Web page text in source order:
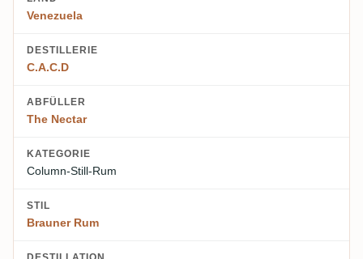
Venezuela
DESTILLERIE
C.A.C.D
ABFÜLLER
The Nectar
KATEGORIE
Column-Still-Rum
STIL
Brauner Rum